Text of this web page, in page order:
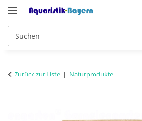
Zurück zur Liste Naturprodukte